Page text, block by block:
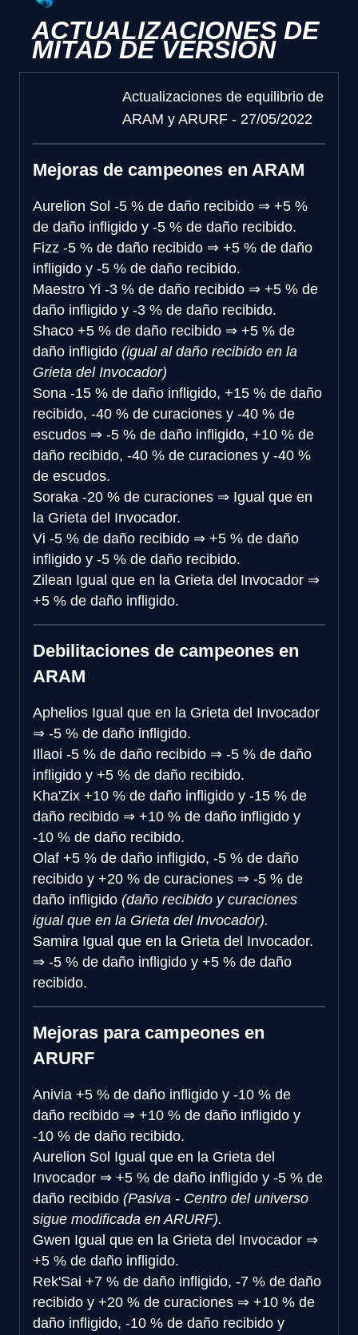
ACTUALIZACIONES DE
MITAD DE VERSIÓN
Actualizaciones de equilibrio de
ARAM y ARURF - 27/05/2022
Mejoras de campeones en ARAM
Aurelion Sol -5 % de daño recibido ⇒ +5 %
de daño infligido y -5 % de daño recibido.
Fizz -5 % de daño recibido ⇒ +5 % de daño
infligido y -5 % de daño recibido.
Maestro Yi -3 % de daño recibido ⇒ +5 % de
daño infligido y -3 % de daño recibido.
Shaco +5 % de daño recibido ⇒ +5 % de
daño infligido (igual al daño recibido en la
Grieta del Invocador)
Sona -15 % de daño infligido, +15 % de daño
recibido, -40 % de curaciones y -40 % de
escudos ⇒ -5 % de daño infligido, +10 % de
daño recibido, -40 % de curaciones y -40 %
de escudos.
Soraka -20 % de curaciones ⇒ Igual que en
la Grieta del Invocador.
Vi -5 % de daño recibido ⇒ +5 % de daño
infligido y -5 % de daño recibido.
Zilean Igual que en la Grieta del Invocador ⇒
+5 % de daño infligido.
Debilitaciones de campeones en
ARAM
Aphelios Igual que en la Grieta del Invocador
⇒ -5 % de daño infligido.
Illaoi -5 % de daño recibido ⇒ -5 % de daño
infligido y +5 % de daño recibido.
Kha'Zix +10 % de daño infligido y -15 % de
daño recibido ⇒ +10 % de daño infligido y
-10 % de daño recibido.
Olaf +5 % de daño infligido, -5 % de daño
recibido y +20 % de curaciones ⇒ -5 % de
daño infligido (daño recibido y curaciones
igual que en la Grieta del Invocador).
Samira Igual que en la Grieta del Invocador.
⇒ -5 % de daño infligido y +5 % de daño
recibido.
Mejoras para campeones en
ARURF
Anivia +5 % de daño infligido y -10 % de
daño recibido ⇒ +10 % de daño infligido y
-10 % de daño recibido.
Aurelion Sol Igual que en la Grieta del
Invocador ⇒ +5 % de daño infligido y -5 % de
daño recibido (Pasiva - Centro del universo
sigue modificada en ARURF).
Gwen Igual que en la Grieta del Invocador ⇒
+5 % de daño infligido.
Rek'Sai +7 % de daño infligido, -7 % de daño
recibido y +20 % de curaciones ⇒ +10 % de
daño infligido, -10 % de daño recibido y